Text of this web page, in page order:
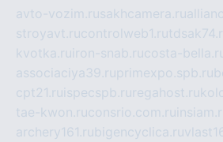
avto-vozim.rusakhcamera.ru
stroyavt.rucontrolweb1.ru
kvotka.ru iron-snab.rucosta-
associaciya39.ruprimexpo.spb.ru
cpt21.ru ispecspb.ru regahost.ru
tae-kwon.ruconsrio.com.ru
archery161.rubigencyclica.ru